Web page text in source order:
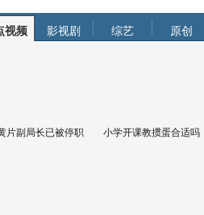
视频 影视剧 综艺 原创
片副局长已被停职 小学开课教掼蛋合适吗